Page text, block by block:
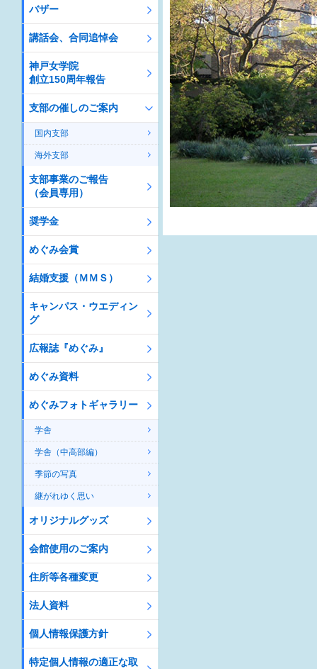
バザー
講話会、合同追悼会
神戸女学院
創立150周年報告
支部の催しのご案内
国内支部
海外支部
支部事業のご報告
（会員専用）
奨学金
めぐみ会賞
結婚支援（ＭＭＳ）
キャンパス・ウエディン
グ
広報誌『めぐみ』
めぐみ資料
めぐみフォトギャラリー
学舎
学舎（中高部編）
季節の写真
継がれゆく思い
オリジナルグッズ
会館使用のご案内
住所等各種変更
法人資料
個人情報保護方針
特定個人情報の適正な取